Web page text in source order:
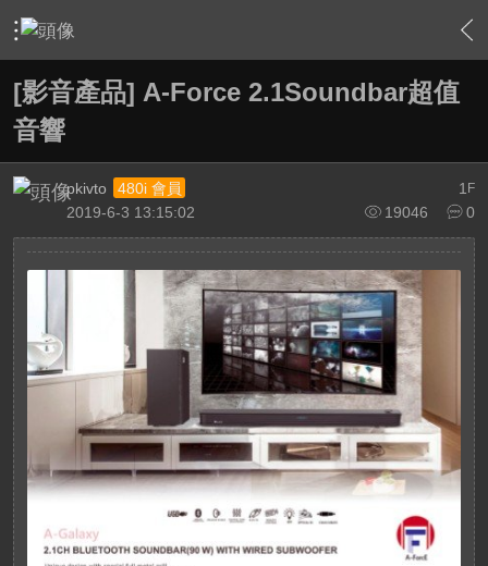
› 敗家特區 For Sale or Trade › 新品販賣區 Brand new
[影音產品] A-Force 2.1Soundbar超值
音響
1 F
pkivto
480i 會員
19046
0
2019-6-3 13:15:02